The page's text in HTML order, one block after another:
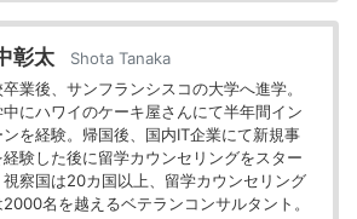
彰太 Shota Tanaka
業後、サンフランシスコの大学へ進学。
中にハワイのケーキ屋さんにて半年間イン
ンを経験。帰国後、国内IT企業にて新規事
経験した後に留学カウンセリングをスター
視察国は20カ国以上、留学カウンセリング
名を越えるベテランコンサルタント。